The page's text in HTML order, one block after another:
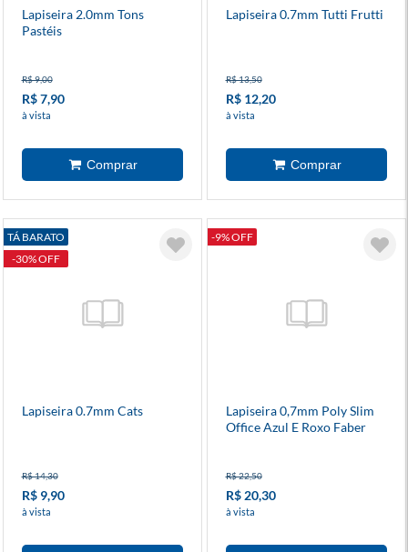
Lapiseira 2.0mm Tons
Pastéis
R$ 9,00
R$ 7,90
à vista
Lapiseira 0.7mm Tutti Frutti
R$ 13,50
R$ 12,20
à vista
TÁ BARATO
-30% OFF
Lapiseira 0.7mm Cats
R$ 14,30
R$ 9,90
à vista
-9% OFF
Lapiseira 0,7mm Poly Slim
Office Azul E Roxo Faber
R$ 22,50
R$ 20,30
à vista